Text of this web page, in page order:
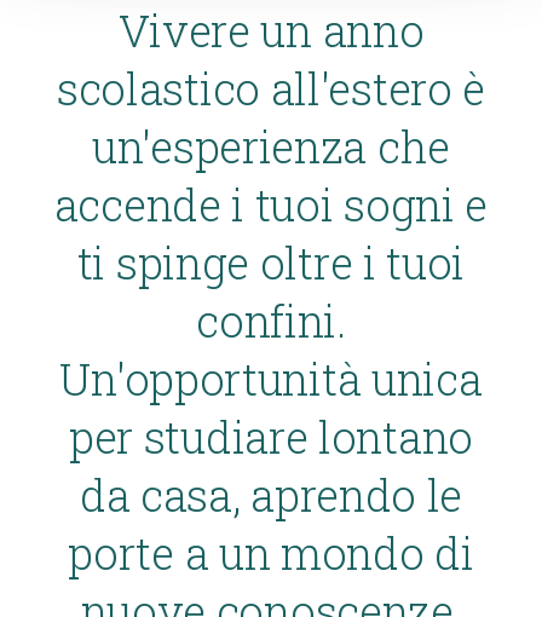
Vivere un anno
scolastico all'estero è
un'esperienza che
accende i tuoi sogni e
ti spinge oltre i tuoi
confini.
Un'opportunità unica
per studiare lontano
da casa, aprendo le
porte a un mondo di